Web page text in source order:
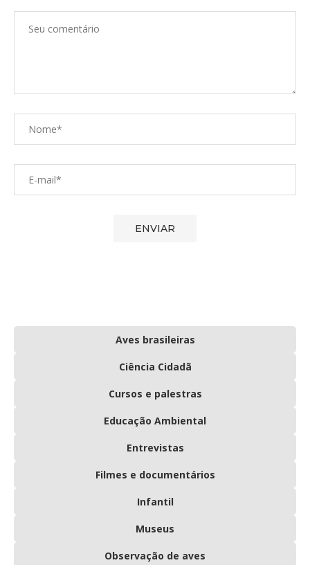
Aves brasileiras
Ciência Cidadã
Cursos e palestras
Educação Ambiental
Entrevistas
Filmes e documentários
Infantil
Museus
Observação de aves